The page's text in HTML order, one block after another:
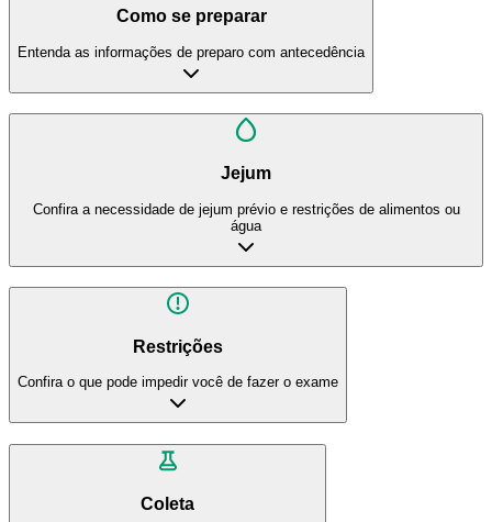
Como se preparar
Entenda as informações de preparo com antecedência
Jejum
Confira a necessidade de jejum prévio e restrições de alimentos ou
água
Restrições
Confira o que pode impedir você de fazer o exame
Coleta